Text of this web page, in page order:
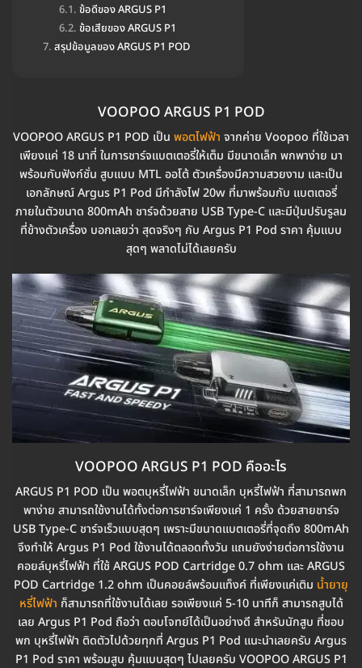
ข้อดีของ ARGUS P1
ข้อเสียของ ARGUS P1
สรุปข้อมูลของ ARGUS P1 POD
VOOPOO ARGUS P1 POD
VOOPOO ARGUS P1 POD เป็น พอตไฟฟ้า จากค่าย Voopoo ที่ใช้เวลา
เพียงแค่ 18 นาที่ ในการชาร์จแบตเตอรี่ให้เต็ม มีขนาดเล็ก พกพาง่าย มา
พร้อมกับฟังก์ชั่น สูบแบบ MTL ออโต้ ตัวเครื่องมีความสวยงาม และเป็น
เอกลักษณ์ Argus P1 Pod มีกำลังไฟ 20w ที่มาพร้อมกับ แบตเตอรี่
ภายในตัวขนาด 800mAh ชาร์จด้วยสาย USB Type-C และมีปุ่มปรับรูลม
ที่ข้างตัวเครื่อง บอกเลยว่า สุดจริงๆ กับ Argus P1 Pod ราคา คุ้มแบบ
สุดๆ พลาดไม่ได้เลยครับ
VOOPOO ARGUS P1 POD คืออะไร
ARGUS P1 POD เป็น พอตบุหรี่ไฟฟ้า ขนาดเล็ก บุหรี่ไฟฟ้า ที่สามารถพก
พาง่าย สามารถใช้งานได้ทั้งต่อการชาร์จเพียงแค่ 1 ครั้ง ด้วยสายชาร์จ
USB Type-C ชาร์จเร็วแบบสุดๆ เพราะมีขนาดแบตเตอรี่ที่จุดถึง 800mAh
จึงทำให้ Argus P1 Pod ใช้งานได้ตลอดทั้งวัน แถมยังง่ายต่อการใช้งาน
คอยล์บุหรี่ไฟฟ้า ที่ใช้ ARGUS POD Cartridge 0.7 ohm และ ARGUS
POD Cartridge 1.2 ohm เป็นคอยล์พร้อมแท็งค์ ที่เพียงแค่เติม น้ำยายุ
หรี่ไฟฟ้า ก็สามารถที่ใช้งานได้เลย รอเพียงแค่ 5-10 นาทีก็ สามารถสูบได้
เลย Argus P1 Pod ถือว่า ตอบโจทย์ได้เป็นอย่างดี สำหรับนักสูบ ที่ชอบ
พก บุหรี่ไฟฟ้า ติดตัวไปด้วยทุกที่ Argus P1 Pod แนะนำเลยครับ Argus
P1 Pod ราคา พร้อมสูบ คุ้มแบบสุดๆ ไปเลยครับ VOOPOO ARGUS P1